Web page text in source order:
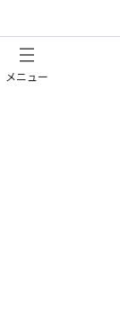
メニュー